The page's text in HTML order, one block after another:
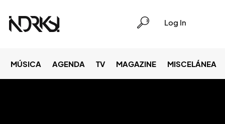
Log In
MÚSICA AGENDA TV MAGAZINE MISCELÁNEA